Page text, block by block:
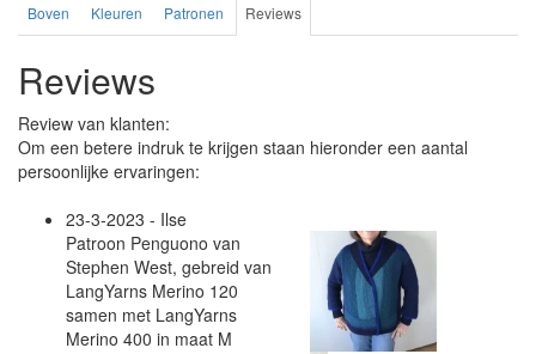
Boven Kleuren Patronen Reviews
Reviews
Review van klanten:
Om een betere indruk te krijgen staan hieronder een aantal
persoonlijke ervaringen:
23-3-2023 - Ilse
Patroon Penguono van
Stephen West, gebreid van
LangYarns Merino 120
samen met LangYarns
Merino 400 in maat M